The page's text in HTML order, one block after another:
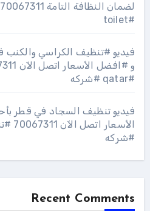
#toilet
فيديو #تنظيف الكراسي والكنب
#qatar #شركه
فيديو تنظيف السجاد في قطر
#شركه
Recent Comments